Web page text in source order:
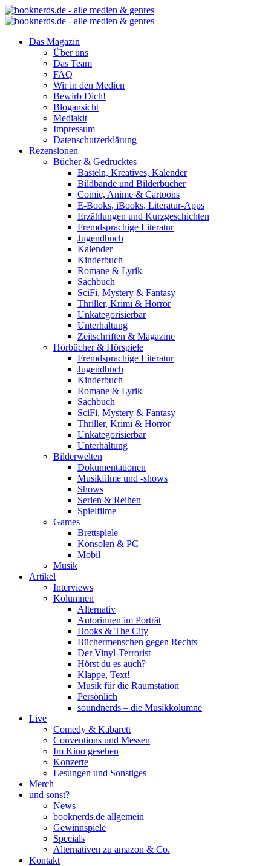
Das Magazin
Über uns
Das Team
FAQ
Wir in den Medien
Bewirb Dich!
Blogansicht
Mediakit
Impressum
Datenschutzerklärung
Rezensionen
Bücher & Gedrucktes
Basteln, Kreatives, Kalender
Bildbände und Bilderbücher
Comic, Anime & Cartoons
E-Books, iBooks, Literatur-Apps
Erzählungen und Kurzgeschichten
Fremdsprachige Literatur
Jugendbuch
Kalender
Kinderbuch
Romane & Lyrik
Sachbuch
SciFi, Mystery & Fantasy
Thriller, Krimi & Horror
Unkategorisierbar
Unterhaltung
Zeitschriften & Magazine
Hörbücher & Hörspiele
Fremdsprachige Literatur
Jugendbuch
Kinderbuch
Romane & Lyrik
Sachbuch
SciFi, Mystery & Fantasy
Thriller, Krimi & Horror
Unkategorisierbar
Unterhaltung
Bilderwelten
Dokumentationen
Musikfilme und -shows
Shows
Serien & Reihen
Spielfilme
Games
Brettspiele
Konsolen & PC
Mobil
Musik
Artikel
Interviews
Kolumnen
Alternativ
Autorinnen im Porträt
Books & The City
Büchermenschen gegen Rechts
Der Vinyl-Terrorist
Hörst du es auch?
Klappe, Text!
Musik für die Raumstation
Persönlich
soundnerds – die Musikkolumne
Live
Comedy & Kabarett
Conventions und Messen
Im Kino gesehen
Konzerte
Lesungen und Sonstiges
Merch
und sonst?
News
booknerds.de allgemein
Gewinnspiele
Specials
Alternativen zu amazon & Co.
Kontakt